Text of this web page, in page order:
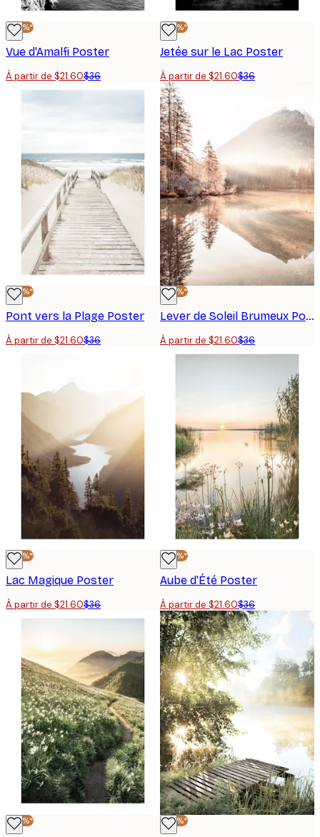
-40%*
Vue d'Amalfi Poster
À partir de $21.60$36
-40%*
Jetée sur le Lac Poster
À partir de $21.60$36
-40%*
Pont vers la Plage Poster
À partir de $21.60$36
-40%*
Lever de Soleil Brumeux Poster
À partir de $21.60$36
-40%*
Lac Magique Poster
À partir de $21.60$36
-40%*
Aube d'Été Poster
À partir de $21.60$36
-40%* -40%*